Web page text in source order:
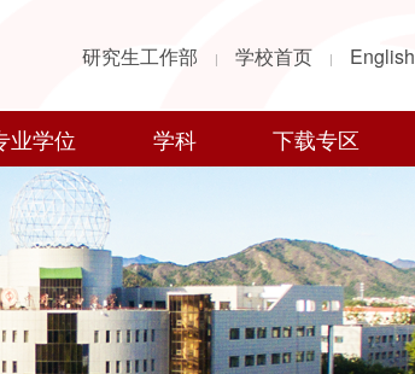
研究生工作部 | 学校首页 | English
业学位 学科 下载专区